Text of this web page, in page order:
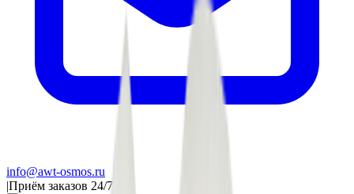
info@awt-osmos.ru
|Приём заказов 24/7